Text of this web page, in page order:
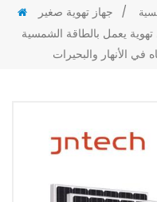
/ جهاز تهوية صغير
يعمل بالطاقة الشمسية
في الأنهار والبحيرات